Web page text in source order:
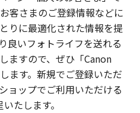
客さまのご登録情報などに
りに最適化された情報を提
良いフォトライフを送れる
ますので、ぜひ「Canon
ます。新規でご登録いただ
ョップでご利用いただける
たします。